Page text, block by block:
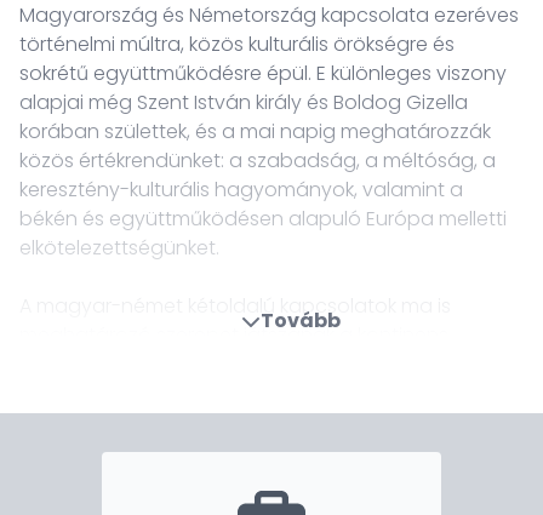
Magyarország és Németország kapcsolata ezeréves
történelmi múltra, közös kulturális örökségre és
sokrétű együttműködésre épül. E különleges viszony
alapjai még Szent István király és Boldog Gizella
korában születtek, és a mai napig meghatározzák
közös értékrendünket: a szabadság, a méltóság, a
keresztény-kulturális hagyományok, valamint a
békén és együttműködésen alapuló Európa melletti
elkötelezettségünket.
A magyar-német kétoldalú kapcsolatok ma is
meghatározó szerepet játszanak a kontinens
volumen megközelíti a 70 milliárd eurót. A két
országot szoros szálak fűzik össze az oktatás, a
Tovább